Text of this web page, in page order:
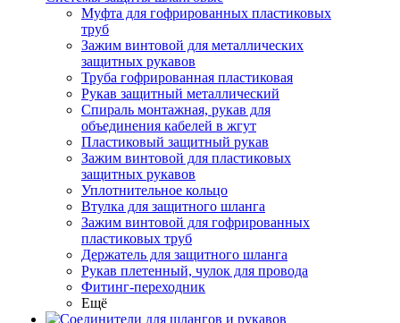
Муфта для гофрированных пластиковых
труб
Зажим винтовой для металлических
защитных рукавов
Труба гофрированная пластиковая
Рукав защитный металлический
Спираль монтажная, рукав для
объединения кабелей в жгут
Пластиковый защитный рукав
Зажим винтовой для пластиковых
защитных рукавов
Уплотнительное кольцо
Втулка для защитного шланга
Зажим винтовой для гофрированных
пластиковых труб
Держатель для защитного шланга
Рукав плетенный, чулок для провода
Фитинг-переходник
Ещё